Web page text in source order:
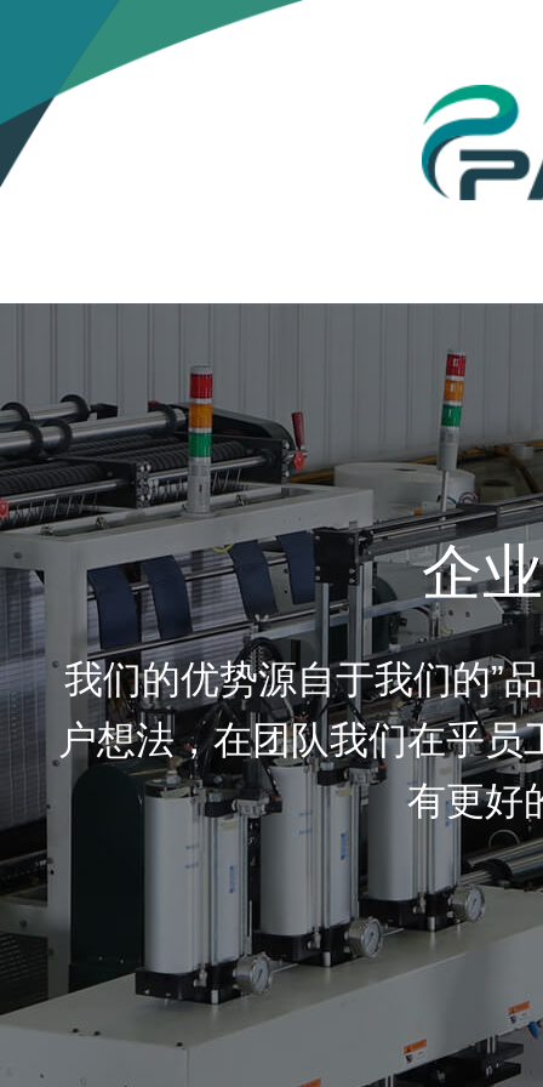
企
我们的优势源自于我们的”
户想法，在团队我们在乎
有更好